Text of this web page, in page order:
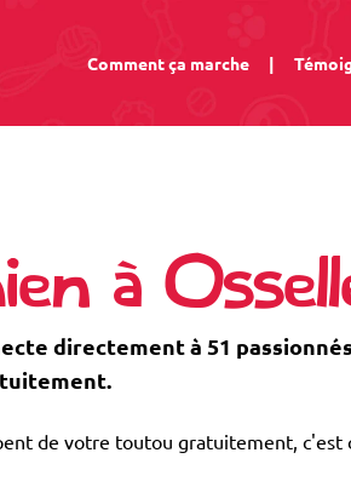
Comment ça marche |
à
directement à 51
de votre toutou gratuitement, c'est